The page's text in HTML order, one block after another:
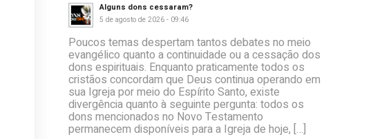
Alguns dons cessaram?
5 de agosto de 2026 - 09:46
Poucos temas despertam tantos debates no meio
evangélico quanto a continuidade ou a cessação dos
dons espirituais. Enquanto praticamente todos os
cristãos concordam que Deus continua operando em
sua Igreja por meio do Espírito Santo, existe
divergência quanto à seguinte pergunta: todos os
dons mencionados no Novo Testamento
permanecem disponíveis para a Igreja de hoje, […]